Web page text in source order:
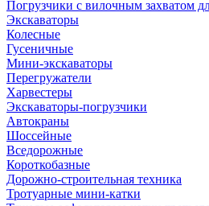
Погрузчики с вилочным захватом
Экскаваторы
Колесные
Гусеничные
Мини-экскаваторы
Перегружатели
Харвестеры
Экскаваторы-погрузчики
Автокраны
Шоссейные
Вседорожные
Короткобазные
Дорожно-строительная техника
Тротуарные мини-катки